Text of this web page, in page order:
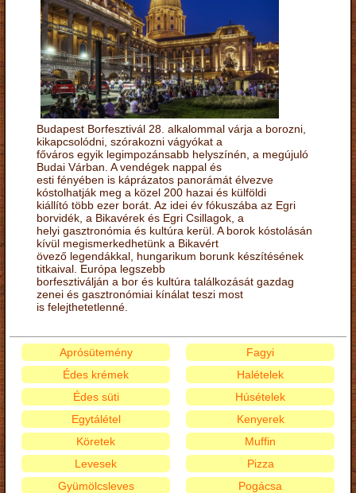
Budapest Borfesztivál 28. alkalommal várja a borozni,
kikapcsolódni, szórakozni vágyókat a
főváros egyik legimpozánsabb helyszínén, a megújuló
Budai Várban. A vendégek nappal és
esti fényében is káprázatos panorámát élvezve
kóstolhatják meg a közel 200 hazai és külföldi
kiállító több ezer borát. Az idei év fókuszába az Egri
borvidék, a Bikavérek és Egri Csillagok, a
helyi gasztronómia és kultúra kerül. A borok kóstolásán
kívül megismerkedhetünk a Bikavért
övező legendákkal, hungarikum borunk készítésének
titkaival. Európa legszebb
borfesztiválján a bor és kultúra találkozását gazdag
zenei és gasztronómiai kínálat teszi most
is felejthetetlenné.
Aprósütemény
Édes krémek
Édes süti
Egytálétel
Fagyi
Halételek
Húsételek
Kenyerek
Köretek
Levesek
Gyümölcsleves
Muffin
Pizza
Pogácsa